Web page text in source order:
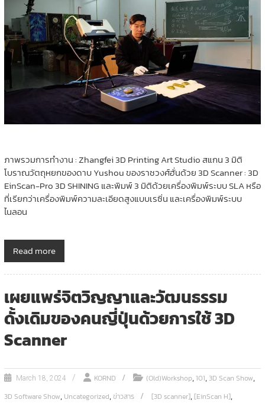
ภาพรวมการทำงาน : Zhangfei 3D Printing Art Studio สแกน 3 มิติ
โบราณวัตถุหยกของดาบ Yushou ของราชวงศ์ฮั่นด้วย 3D Scanner : 3D
EinScan-Pro 3D SHINING และพิมพ์ 3 มิติด้วยเครื่องพิมพ์ระบบ SLA หรือ
ที่เรียกว่าเครื่องพิมพ์ความละเอียดสูงแบบเรซิ่น และเครื่องพิมพ์ระบบ
ไนลอน
Read more
เผยแพร่จิตวิญญาและวัฒนธรรม
ดั้งเดิมของคนญี่ปุ่นด้วยการใช้ 3D
Scanner
March 18, 2024 KORND (Old)Workshop,101,3D Scan Show,
3D Software Show, Uncategorized,ข่าวสาร [3D scanner],[EinScan H],